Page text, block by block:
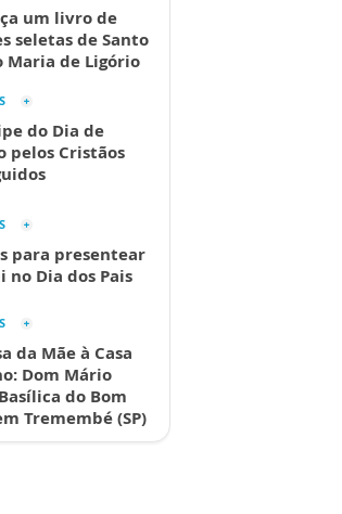
um livro de
seletas de Santo
Maria de Ligório
do Dia de
pelos Cristãos
para presentear
no Dia dos Pais
da Mãe à Casa
Dom Mário
do Bom
Tremembé (SP)